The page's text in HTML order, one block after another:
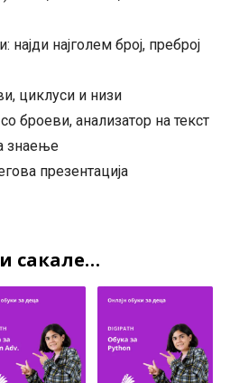
најголем број, преброј
циклуси и низи
броеви, анализатор на текст
знаење
презентација
сакале…